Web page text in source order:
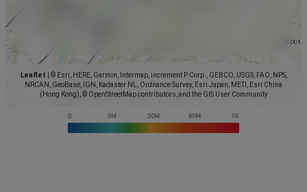
Leaflet
© Esri, HERE, Garmin, Intermap, increment P Corp., GEBCO, USGS, FAO, NPS,
NRCAN, GeoBase, IGN, Kadaster NL, Ordnance Survey, Esri Japan, METI, Esri China
(Hong Kong), © OpenStreetMap contributors, and the GIS User Community